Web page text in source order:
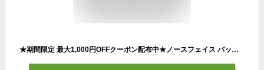
★期間限定 最大1,000円OFFクーポン配布中★ノースフェイス バック BIG SHOT 韓国正規品 大容量 韓国ノースフェイス 通勤通学 バックパック レディース リュック メンズバッグ ザック ノートパソコン 30L ブラック NM2DQ50A